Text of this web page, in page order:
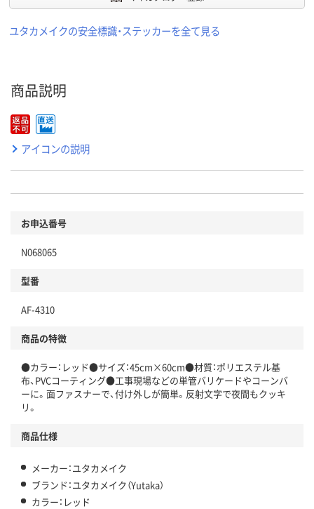
ユタカメイクの安全標識・ステッカーを全て見る
商品説明
アイコンの説明
お申込番号
N068065
型番
AF-4310
商品の特徴
●カラー：レッド●サイズ：45cm×60cm●材質：ポリエステル基
布、PVCコーティング●工事現場などの単管バリケードやコーンバ
ーに。面ファスナーで、付け外しが簡単。反射文字で夜間もクッキ
リ。
商品仕様
メーカー：ユタカメイク
ブランド：ユタカメイク（Yutaka）
カラー：レッド